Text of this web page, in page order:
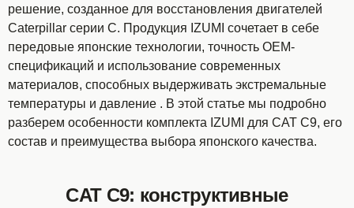
решение, созданное для восстановления двигателей
Caterpillar серии C. Продукция IZUMI сочетает в себе
передовые японские технологии, точность OEM-
спецификаций и использование современных
материалов, способных выдерживать экстремальные
температуры и давление . В этой статье мы подробно
разберем особенности комплекта IZUMI для CAT C9, его
состав и преимущества выбора японского качества.
CAT C9: конструктивные